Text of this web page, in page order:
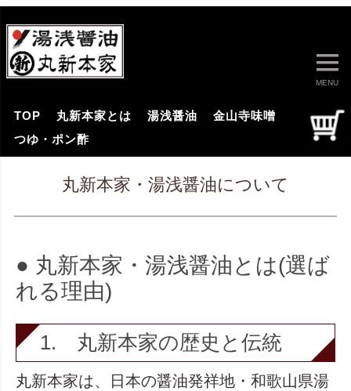
MENU
TOP 丸新本家とは 湯浅醤油
金山寺味噌
つゆ・ポン酢
丸新本家・湯浅醤油について
● 丸新本家・湯浅醤油とは(選ば
れる理由)
1. 丸新本家の歴史と伝統
丸新本家は、日本の醤油発祥地・和歌山県湯